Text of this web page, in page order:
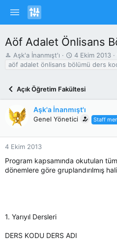
Aöf Adalet Önlisans
K
o
u
a
ş
a
a
n
Aşk'a İnanmışt'ı
B
a
a
n
g
ı
h
4 Ekim 2013
aöf adalet önlisans bölümü ders
Açık Öğretim Fakültesi
Aşk'a İnanmışt'ı
Genel Yönetici Staff
4 Ekim 2013
Program kapsamında okutulan
dönemlere göre gruplandırılmış
1. Yarıyıl Dersleri
DERS KODU DERS ADI